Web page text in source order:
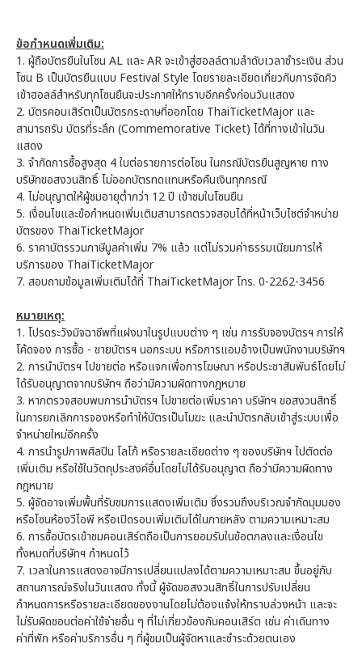
ข้อกำหนดเพิ่มเติม:
1. ผู้ถือบัตรยืนในโซน AL และ AR จะเข้าสู่ฮอลล์ตามลำดับเวลาชำระเงิน ส่วน
โซน B เป็นบัตรยืนแบบ Festival Style โดยรายละเอียดเกี่ยวกับการจัดคิว
เข้าฮอลล์สำหรับทุกโซนยืนจะประกาศให้ทราบอีกครั้งก่อนวันแสดง
2. บัตรคอนเสิร์ตเป็นบัตรกระดาษที่ออกโดย ThaiTicketMajor และ
สามารถรับ บัตรที่ระลึก (Commemorative Ticket) ได้ที่ทางเข้าในวัน
แสดง
3. จำกัดการซื้อสูงสุด 4 ใบต่อรายการต่อโซน ในกรณีบัตรยืนสูญหาย ทาง
บริษัทขอสงวนสิทธิ์ ไม่ออกบัตรทดแทนหรือคืนเงินทุกกรณี
4. ไม่อนุญาตให้ผู้ชมอายุต่ำกว่า 12 ปี เข้าชมในโซนยืน
5. เงื่อนไขและข้อกำหนดเพิ่มเติมสามารถตรวจสอบได้ที่หน้าเว็บไซต์จำหน่าย
บัตรของ ThaiTicketMajor
6. ราคาบัตรรวมภาษีมูลค่าเพิ่ม 7% แล้ว แต่ไม่รวมค่าธรรมเนียมการให้
บริการของ ThaiTicketMajor
7. สอบถามข้อมูลเพิ่มเติมได้ที่ ThaiTicketMajor โทร. 0-2262-3456
หมายเหตุ:
1. โปรดระวังมิจฉาชีพที่แฝงมาในรูปแบบต่าง ๆ เช่น การรับจองบัตรฯ การให้
โค้ดจอง การซื้อ - ขายบัตรฯ นอกระบบ หรือการแอบอ้างเป็นพนักงานบริษัทฯ
2. การนำบัตรฯ ไปขายต่อ หรือแจกเพื่อการโฆษณา หรือประชาสัมพันธ์โดยไม่
ได้รับอนุญาตจากบริษัทฯ ถือว่ามีความผิดทางกฎหมาย
3. หากตรวจสอบพบการนำบัตรฯ ไปขายต่อเพิ่มราคา บริษัทฯ ขอสงวนสิทธิ์
ในการยกเลิกการจองหรือทำให้บัตรเป็นโมฆะ และนำบัตรกลับเข้าสู่ระบบเพื่อ
จำหน่ายใหม่อีกครั้ง
4. การนำรูปภาพศิลปิน โลโก้ หรือรายละเอียดต่าง ๆ ของบริษัทฯ ไปตัดต่อ
เพิ่มเติม หรือใช้ในวัตถุประสงค์อื่นโดยไม่ได้รับอนุญาต ถือว่ามีความผิดทาง
กฎหมาย
5. ผู้จัดอาจเพิ่มพื้นที่รับชมการแสดงเพิ่มเติม ซึ่งรวมถึงบริเวณจำกัดมุมมอง
หรือโซนห้องวีไอพี หรือเปิดรอบเพิ่มเติมได้ในภายหลัง ตามความเหมาะสม
6. การซื้อบัตรเข้าชมคอนเสิร์ตถือเป็นการยอมรับในข้อตกลงและเงื่อนไข
ทั้งหมดที่บริษัทฯ กำหนดไว้
7. เวลาในการแสดงอาจมีการเปลี่ยนแปลงได้ตามความเหมาะสม ขึ้นอยู่กับ
สถานการณ์จริงในวันแสดง ทั้งนี้ ผู้จัดขอสงวนสิทธิ์ในการปรับเปลี่ยน
กำหนดการหรือรายละเอียดของงานโดยไม่ต้องแจ้งให้ทราบล่วงหน้า และจะ
ไม่รับผิดชอบต่อค่าใช้จ่ายอื่น ๆ ที่ไม่เกี่ยวข้องกับคอนเสิร์ต เช่น ค่าเดินทาง
ค่าที่พัก หรือค่าบริการอื่น ๆ ที่ผู้ชมเป็นผู้จัดหาและชำระด้วยตนเอง